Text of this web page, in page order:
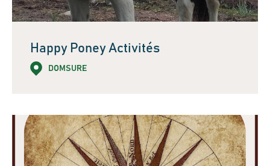
Happy Poney Activités
DOMSURE